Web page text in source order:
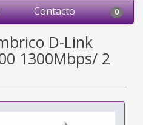
Contacto 0
D-Link
1300Mbps/ 2